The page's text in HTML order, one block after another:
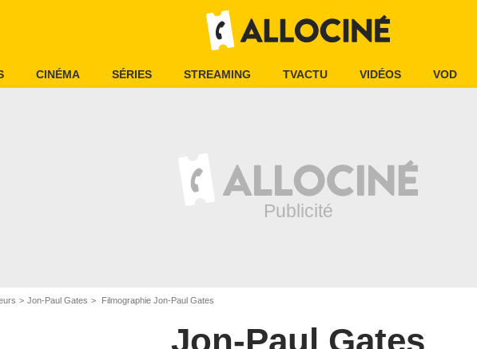
CINÉMA SÉRIES STREAMING TVACTU VIDÉOS VOD
Jon-Paul Gates Filmographie Jon-Paul Gates
Jon-Paul Gates